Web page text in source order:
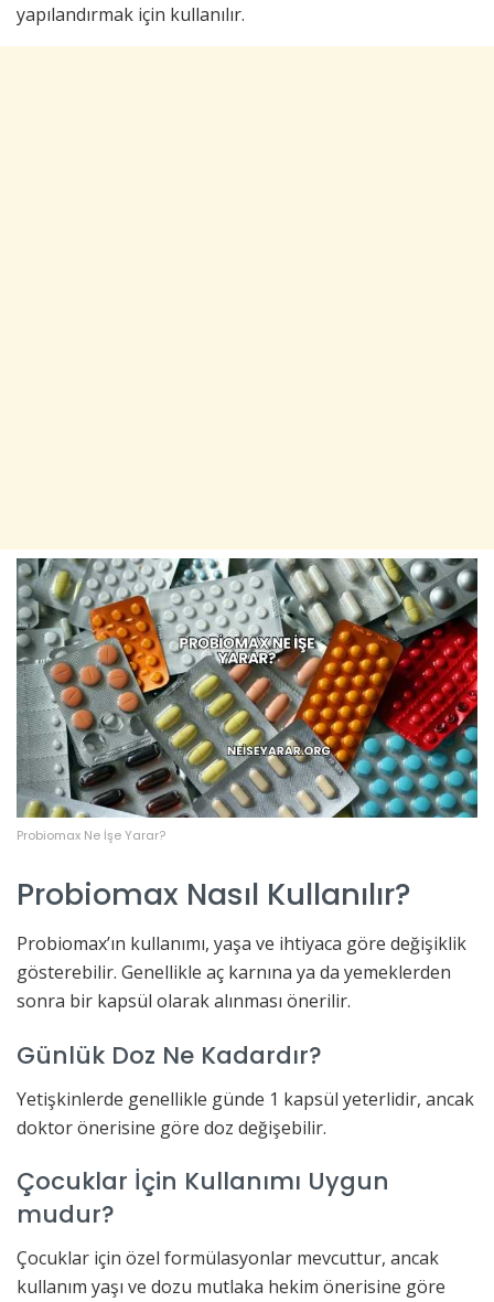
yapılandırmak için kullanılır.
Probiomax Ne İşe Yarar?
Probiomax Nasıl Kullanılır?
Probiomax’ın kullanımı, yaşa ve ihtiyaca göre değişiklik
gösterebilir. Genellikle aç karnına ya da yemeklerden
sonra bir kapsül olarak alınması önerilir.
Günlük Doz Ne Kadardır?
Yetişkinlerde genellikle günde 1 kapsül yeterlidir, ancak
doktor önerisine göre doz değişebilir.
Çocuklar İçin Kullanımı Uygun
mudur?
Çocuklar için özel formülasyonlar mevcuttur, ancak
kullanım yaşı ve dozu mutlaka hekim önerisine göre